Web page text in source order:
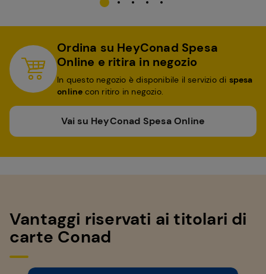
Ordina su HeyConad Spesa
Online e ritira in negozio
In questo negozio è disponibile il servizio di spesa
online con ritiro in negozio.
Vai su HeyConad Spesa Online
Vantaggi riservati ai titolari di
carte Conad